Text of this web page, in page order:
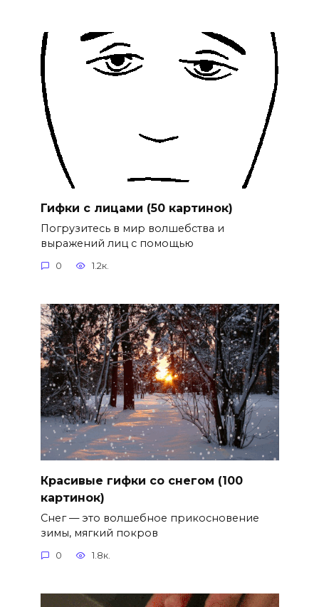
Гифки с лицами (50 картинок)
Погрузитесь в мир волшебства и
выражений лиц с помощью
0 1.2к.
Красивые гифки со снегом (100
картинок)
Снег — это волшебное прикосновение
зимы, мягкий покров
0 1.8к.